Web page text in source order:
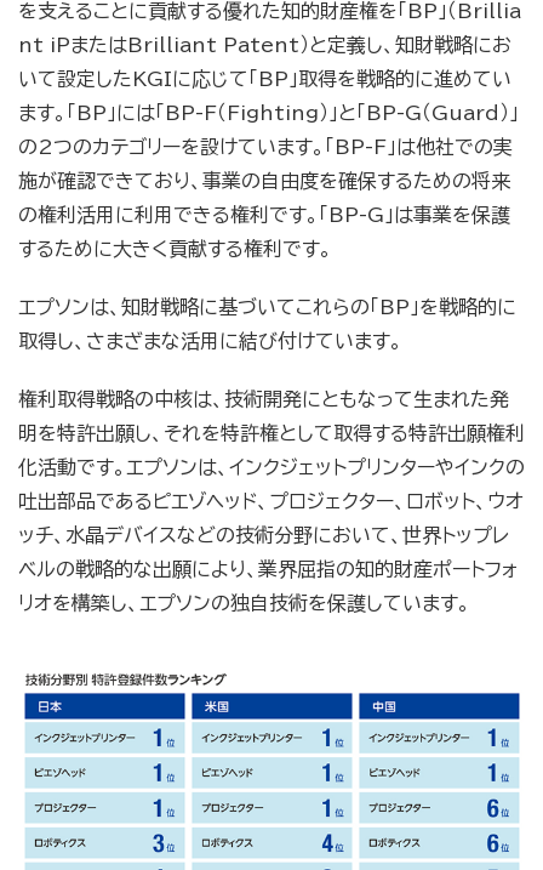
を支えることに貢献する優れた知的財産権を「BP」（Brillia
nt iPまたはBrilliant Patent）と定義し、知財戦略にお
いて設定したKGIに応じて「BP」取得を戦略的に進めてい
ます。「BP」には「BP-F（Fighting）」と「BP-G（Guard）」
の2つのカテゴリーを設けています。「BP-F」は他社での実
施が確認できており、事業の自由度を確保するための将来
の権利活用に利用できる権利です。「BP-G」は事業を保護
するために大きく貢献する権利です。
エプソンは、知財戦略に基づいてこれらの「BP」を戦略的に
取得し、さまざまな活用に結び付けています。
権利取得戦略の中核は、技術開発にともなって生まれた発
明を特許出願し、それを特許権として取得する特許出願権利
化活動です。エプソンは、インクジェットプリンターやインクの
吐出部品であるピエゾヘッド、プロジェクター、ロボット、ウオ
ッチ、水晶デバイスなどの技術分野において、世界トップレ
ベルの戦略的な出願により、業界屈指の知的財産ポートフォ
リオを構築し、エプソンの独自技術を保護しています。